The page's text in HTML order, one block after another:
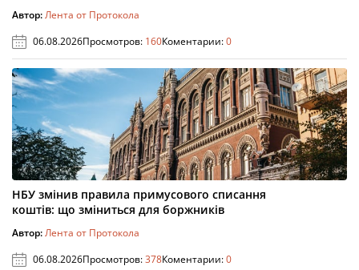
Автор:Лента от Протокола
06.08.2026Просмотров: 160Коментарии:0
НБУ змінив правила примусового списання
коштів: що зміниться для боржників
Автор:Лента от Протокола
06.08.2026Просмотров:378Коментарии:0